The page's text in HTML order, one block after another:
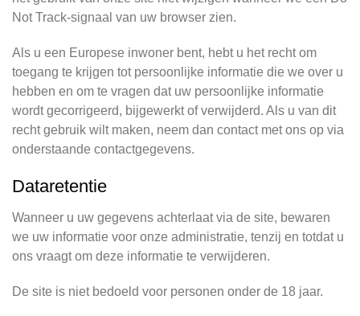
Not Track-signaal van uw browser zien.
Als u een Europese inwoner bent, hebt u het recht om
toegang te krijgen tot persoonlijke informatie die we over u
hebben en om te vragen dat uw persoonlijke informatie
wordt gecorrigeerd, bijgewerkt of verwijderd. Als u van dit
recht gebruik wilt maken, neem dan contact met ons op via
onderstaande contactgegevens.
Dataretentie
Wanneer u uw gegevens achterlaat via de site, bewaren
we uw informatie voor onze administratie, tenzij en totdat u
ons vraagt om deze informatie te verwijderen.
De site is niet bedoeld voor personen onder de 18 jaar.